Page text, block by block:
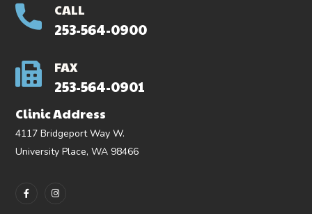
CALL
253-564-0900
FAX
253-564-0901
Clinic Address
4117 Bridgeport Way W.
University Place, WA 98466